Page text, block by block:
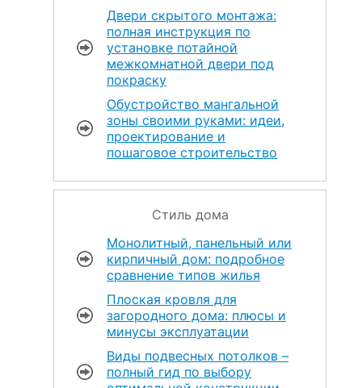
Двери скрытого монтажа:
полная инструкция по
установке потайной
межкомнатной двери под
покраску
Обустройство мангальной
зоны своими руками: идеи,
проектирование и
пошаговое строительство
Стиль дома
Монолитный, панельный или
кирпичный дом: подробное
сравнение типов жилья
Плоская кровля для
загородного дома: плюсы и
минусы эксплуатации
Виды подвесных потолков –
полный гид по выбору